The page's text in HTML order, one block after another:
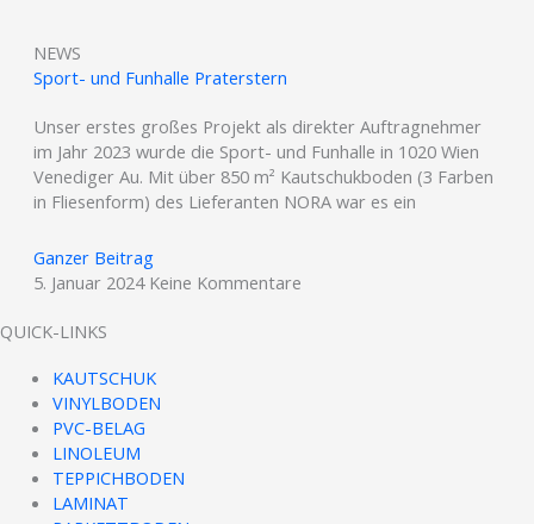
NEWS
Sport- und Funhalle Praterstern
Unser erstes großes Projekt als direkter Auftragnehmer
im Jahr 2023 wurde die Sport- und Funhalle in 1020 Wien
Venediger Au. Mit über 850 m² Kautschukboden (3 Farben
in Fliesenform) des Lieferanten NORA war es ein
Ganzer Beitrag
5. Januar 2024 Keine Kommentare
QUICK-LINKS
KAUTSCHUK
VINYLBODEN
PVC-BELAG
LINOLEUM
TEPPICHBODEN
LAMINAT